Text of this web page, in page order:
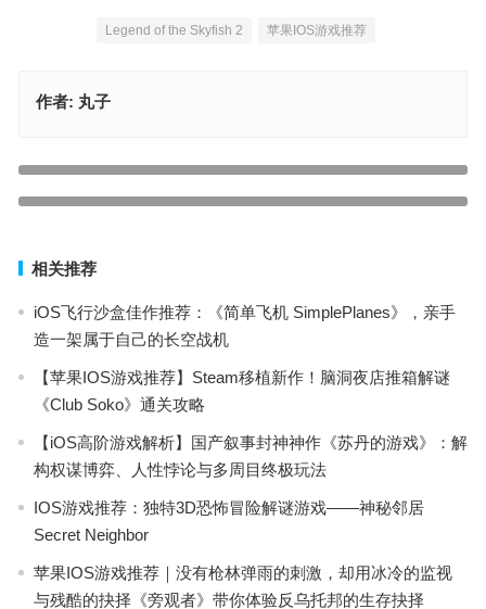
Legend of the Skyfish 2 苹果IOS游戏推荐
作者: 丸子
【苹果IOS游推荐】一款Steam上融入rogue-lite元素动作RPG且特别
相关推荐
iOS飞行沙盒佳作推荐：《简单飞机 SimplePlanes》，亲手
造一架属于自己的长空战机
【苹果IOS游戏推荐】Steam移植新作！脑洞夜店推箱解谜
《Club Soko》通关攻略
【iOS高阶游戏解析】国产叙事封神神作《苏丹的游戏》：解
构权谋博弈、人性悖论与多周目终极玩法
IOS游戏推荐：独特3D恐怖冒险解谜游戏——神秘邻居
Secret Neighbor
苹果IOS游戏推荐｜没有枪林弹雨的刺激，却用冰冷的监视
与残酷的抉择《旁观者》带你体验反乌托邦的生存抉择